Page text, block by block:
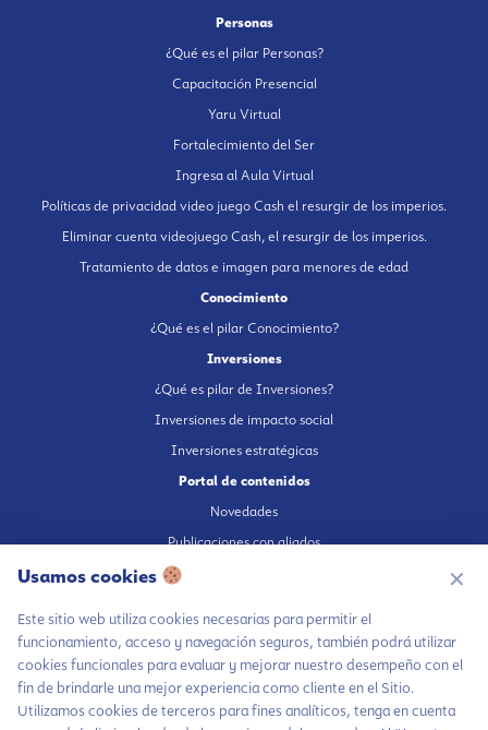
Personas
¿Qué es el pilar Personas?
Capacitación Presencial
Yaru Virtual
Fortalecimiento del Ser
Ingresa al Aula Virtual
Políticas de privacidad video juego Cash el resurgir de los imperios.
Eliminar cuenta videojuego Cash, el resurgir de los imperios.
Tratamiento de datos e imagen para menores de edad
Conocimiento
¿Qué es el pilar Conocimiento?
Inversiones
¿Qué es pilar de Inversiones?
Inversiones de impacto social
Inversiones estratégicas
Portal de contenidos
Novedades
Publicaciones con aliados
Fundación en medios
Escúchanos en Spotify
Usamos cookies ✕
Este sitio web utiliza cookies necesarias para permitir el
funcionamiento, acceso y navegación seguros, también podrá utilizar
cookies funcionales para evaluar y mejorar nuestro desempeño con el
fin de brindarle una mejor experiencia como cliente en el Sitio.
Utilizamos cookies de terceros para fines analíticos, tenga en cuenta